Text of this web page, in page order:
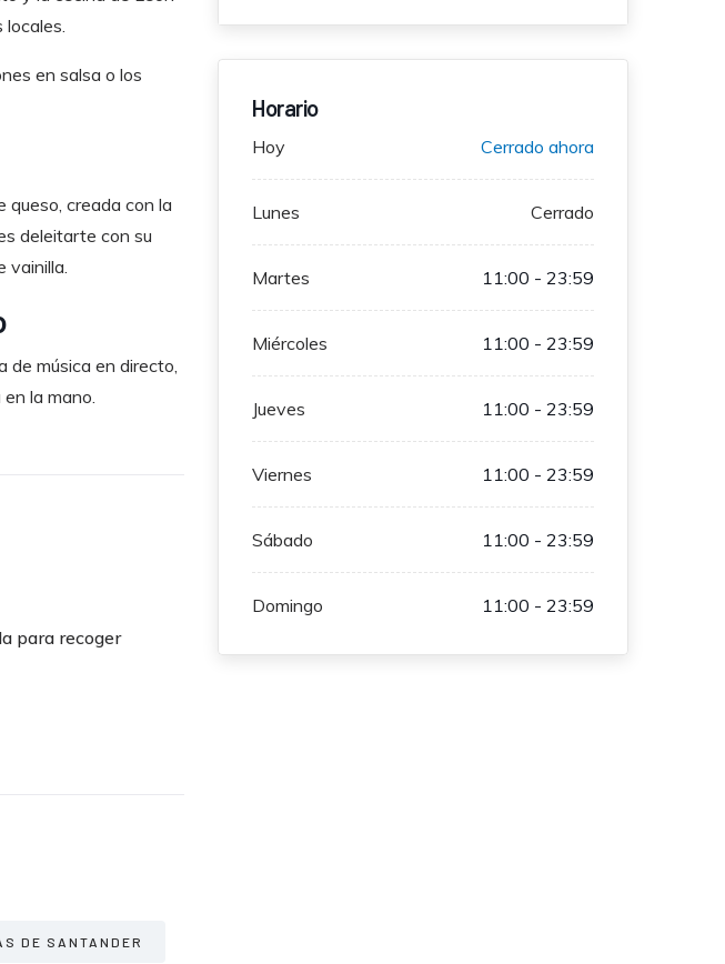
en salsa o los
queso, creada con la
deleitarte con su
vainilla.
de música en directo,
la mano.
para recoger
DE SANTANDER
Horario
Hoy Cerrado ahora
Lunes Cerrado
Martes 11:00 - 23:59
Miércoles 11:00 - 23:59
Jueves 11:00 - 23:59
Viernes 11:00 - 23:59
Sábado 11:00 - 23:59
Domingo 11:00 - 23:59